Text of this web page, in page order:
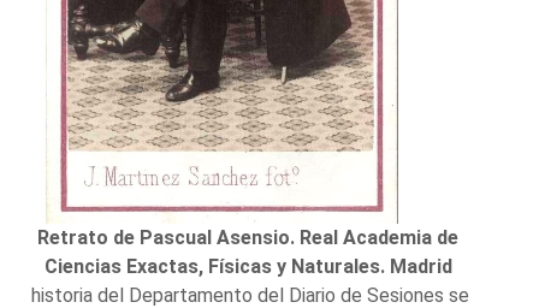
Retrato de Pascual Asensio. Real Academia de
Ciencias Exactas, Físicas y Naturales. Madrid
historia del Departamento del Diario de Sesiones se